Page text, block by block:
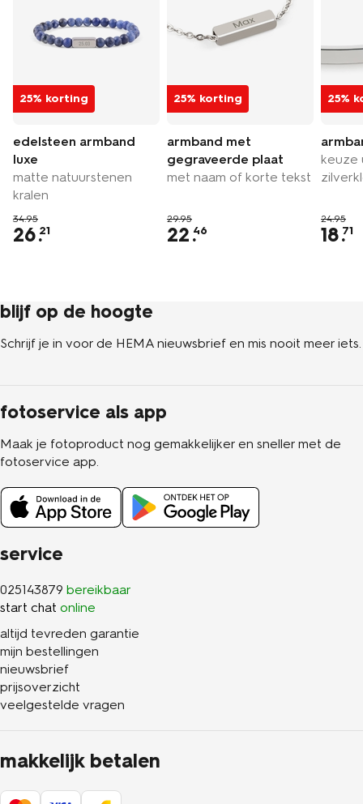
25% korting
edelsteen armband
luxe
matte natuurstenen
kralen
34.95
26.21
25% korting
armband met
gegraveerde plaat
met naam of korte tekst
29.95
22.46
25%
keuze
24.95
18.71
service
025143879 bereikbaar
start chat online
altijd tevreden garantie
mijn bestellingen
nieuwsbrief
prijsoverzicht
veelgestelde vragen
makkelijk betalen
blijf op de hoogte
Schrijf je in voor de HEMA nieuwsbrief en mis nooit meer iets.
fotoservice als app
Maak je fotoproduct nog gemakkelijker en sneller met de
fotoservice app.